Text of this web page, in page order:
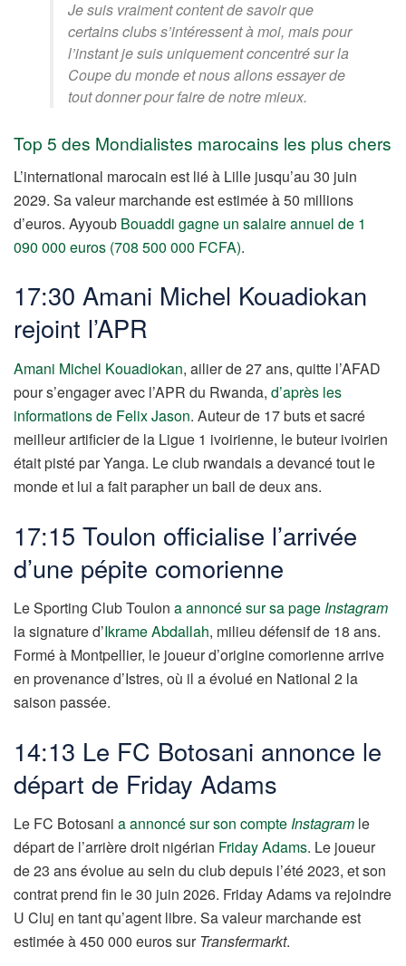
Je suis vraiment content de savoir que
certains clubs s’intéressent à moi, mais pour
l’instant je suis uniquement concentré sur la
Coupe du monde et nous allons essayer de
tout donner pour faire de notre mieux.
Top 5 des Mondialistes marocains les plus chers
L’international marocain est lié à Lille jusqu’au 30 juin
2029. Sa valeur marchande est estimée à 50 millions
d’euros. Ayyoub Bouaddi gagne un salaire annuel de 1
090 000 euros (708 500 000 FCFA).
17:30 Amani Michel Kouadiokan
rejoint l’APR
Amani Michel Kouadiokan, ailier de 27 ans, quitte l’AFAD
pour s’engager avec l’APR du Rwanda, d’après les
informations de Felix Jason. Auteur de 17 buts et sacré
meilleur artificier de la Ligue 1 ivoirienne, le buteur ivoirien
était pisté par Yanga. Le club rwandais a devancé tout le
monde et lui a fait parapher un bail de deux ans.
17:15 Toulon officialise l’arrivée
d’une pépite comorienne
Le Sporting Club Toulon a annoncé sur sa pageInstagram
la signature d’Ikrame Abdallah, milieu défensif de 18 ans.
Formé à Montpellier, le joueur d’origine comorienne arrive
en provenance d’Istres, où il a évolué en National 2 la
saison passée.
14:13 Le FC Botosani annonce le
départ de Friday Adams
Le FC Botosani a annoncé sur son compteInstagram le
départ de l’arrière droit nigérian Friday Adams. Le joueur
de 23 ans évolue au sein du club depuis l’été 2023, et son
contrat prend fin le 30 juin 2026. Friday Adams va rejoindre
U Cluj en tant qu’agent libre. Sa valeur marchande est
estimée à 450 000 euros sur Transfermarkt.